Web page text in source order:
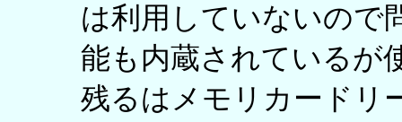
は利用していないので
能も内蔵されているが
残るはメモリカードリ